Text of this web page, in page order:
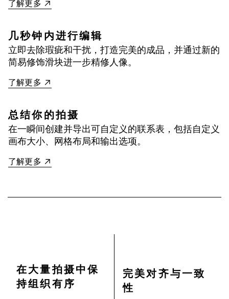
了解更多
几秒钟内进行编辑
立即去除瑕疵和干扰，打造完美的成品，并通过新的
简易修饰滑块进一步精修人像。
了解更多
总结你的拍摄
在一瞬间创建并导出可自定义的联系表，包括自定义
画布大小、网格布局和输出选项。
了解更多
在大量拍摄中保
持组织有序
完美对齐与一致
性